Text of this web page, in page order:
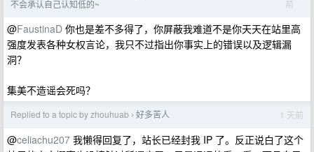
不会承认自己认知低的~
前
@FaustinaD 你也是差不多得了，你屏蔽我难道不是你天天在站里高
强度发表各种女权言论，我只不过指出你事实上的错误以及逻辑漏
洞？
集美不造谣会死吗？
Replied to a topic by zhouhuab › 好多苦人 1 天前
@celiachu207 我懒得回复了，站长已经封我 IP 了。反正说白了这个